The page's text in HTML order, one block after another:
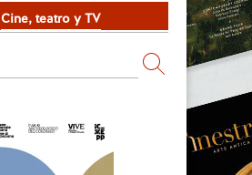
Cine, teatro y TV